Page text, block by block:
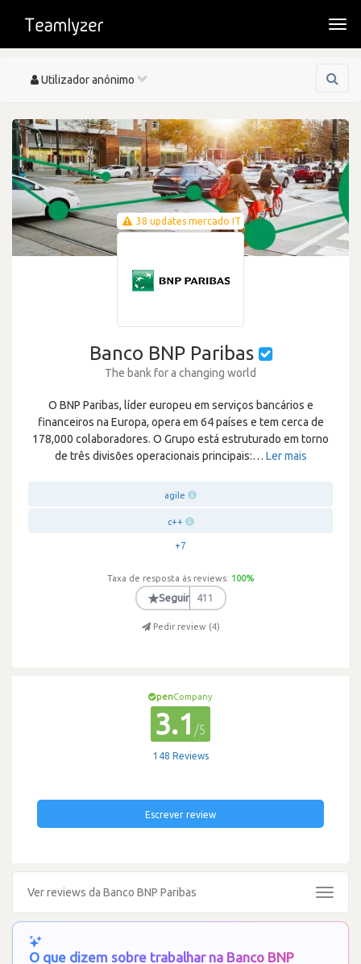
Toggle
Utilizador anónimo
38 updates mercado IT
Banco BNP Paribas
The bank for a changing world
O BNP Paribas, líder europeu em serviços bancários e
financeiros na Europa, opera em 64 países e tem cerca de
178,000 colaboradores. O Grupo está estruturado em torno
de três divisões operacionais principais:… Ler mais
agile
c++
+7
Taxa de resposta às reviews: 100%
★Seguir 411
Pedir review (4)
penCompany
3.1 /5
148 Reviews
Escrever review
Ver reviews da Banco BNP Paribas
Toggle
O que dizem sobre trabalhar na Banco BNP